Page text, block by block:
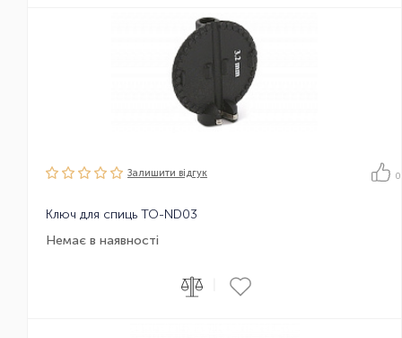
Залишити вiдгук 0
Ключ для спиць TO-ND03
Немає в наявності